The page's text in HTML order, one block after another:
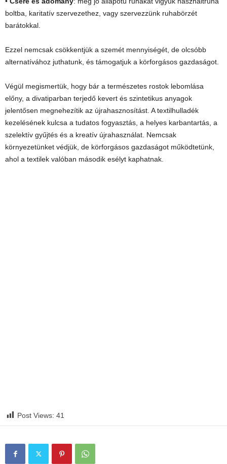
boltba, karitatív szervezethez, vagy szervezzünk ruhabörzét
barátokkal.
Ezzel nemcsak csökkentjük a szemét mennyiségét, de olcsóbb
alternatívához juthatunk, és támogatjuk a körforgásos gazdaságot.
Végül megismertük, hogy bár a természetes rostok lebomlása
előny, a divatiparban terjedő kevert és szintetikus anyagok
jelentősen megnehezítik az újrahasznosítást. A textilhulladék
kezelésének kulcsa a tudatos fogyasztás, a helyes karbantartás, a
szelektív gyűjtés és a kreatív újrahasználat. Nemcsak
környezetünket védjük, de körforgásos gazdaságot működtetünk,
ahol a textilek valóban második esélyt kaphatnak.
Post Views: 41